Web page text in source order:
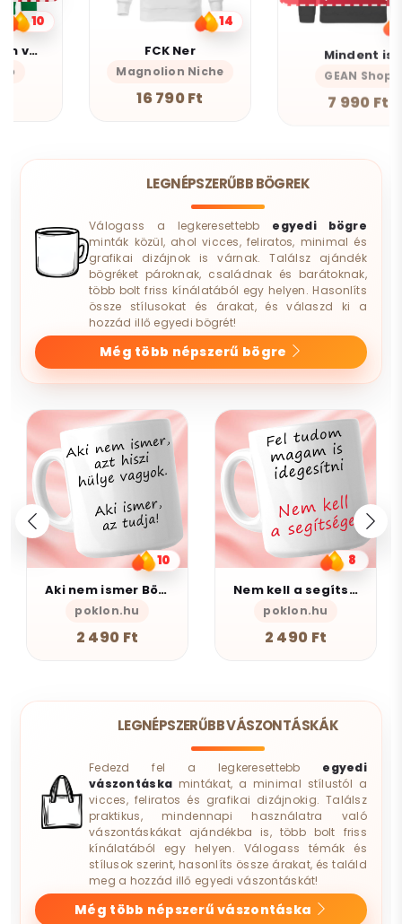
14
Magnolion Niche
16 790 Ft
10
Mindent is
GEAN Shop
LEGNÉPSZERŰBB BÖGREK
Válogass a legkeresettebb egyedi bögre
minták közül, ahol vicces, feliratos, minimal és
grafikai dizájnok is várnak. Találsz ajándék
bögréket pároknak, családnak és barátoknak,
több bolt friss kínálatából egy helyen. Hasonlíts
össze stílusokat és árakat, és válaszd ki a
hozzád illő egyedi bögrét!
Még több népszerű bögre
8
Nem kell a segítsé - Bögre
poklon.hu
2 490 Ft
10
Anya - Bögre
poklon.hu
2 490 Ft
LEGNÉPSZERŰBB VÁSZONTÁSKÁK
Fedezd fel a legkeresettebb egyedi
vászontáska mintákat, a minimal stílustól a
vicces, feliratos és grafikai dizájnokig. Találsz
praktikus, mindennapi használatra való
vászontáskákat ajándékba is, több bolt friss
kínálatából egy helyen. Válogass témák és
stílusok szerint, hasonlíts össze árakat, és találd
meg a hozzád illő egyedi vászontáskát!
Még több népszerű vászontáska